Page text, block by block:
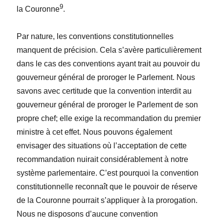
la Couronne9.
Par nature, les conventions constitutionnelles
manquent de précision. Cela s’avère particulièrement
dans le cas des conventions ayant trait au pouvoir du
gouverneur général de proroger le Parlement. Nous
savons avec certitude que la convention interdit au
gouverneur général de proroger le Parlement de son
propre chef; elle exige la recommandation du premier
ministre à cet effet. Nous pouvons également
envisager des situations où l’acceptation de cette
recommandation nuirait considérablement à notre
système parlementaire. C’est pourquoi la convention
constitutionnelle reconnaît que le pouvoir de réserve
de la Couronne pourrait s’appliquer à la prorogation.
Nous ne disposons d’aucune convention